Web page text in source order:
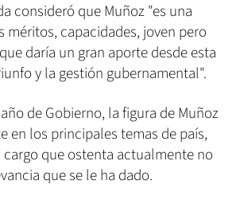
consideró que Muñoz "es una
méritos, capacidades, joven pero
daría un gran aporte desde esta
y la gestión gubernamental".
de Gobierno, la figura de Muñoz
en los principales temas de país,
cargo que ostenta actualmente no
que se le ha dado.